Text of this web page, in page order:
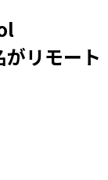
リモート